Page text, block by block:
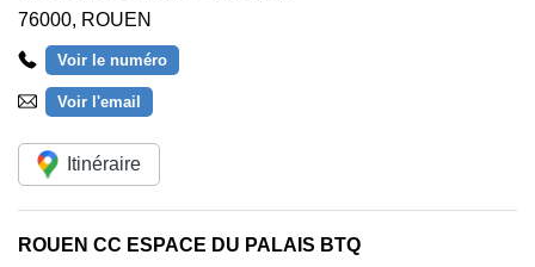
76000, ROUEN
Voir le numéro
Voir l'email
Itinéraire
ROUEN CC ESPACE DU PALAIS BTQ